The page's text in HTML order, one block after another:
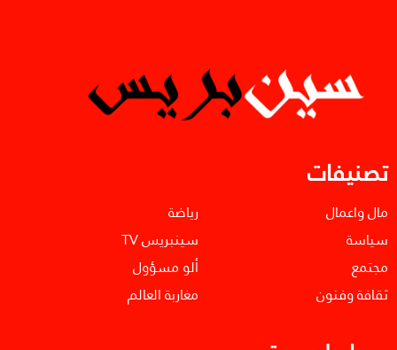
تصنيفات
مال واعمال
سياسة
مجتمع
ثقافة وفنون
رياضة
سينبريس TV
ألو مسؤول
مغاربة العالم